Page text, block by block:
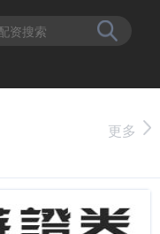
更多